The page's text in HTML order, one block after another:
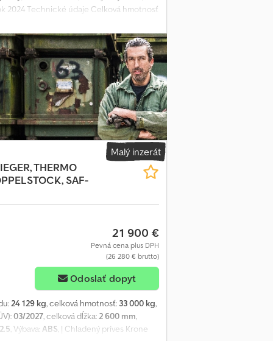
2024 Technické údaje Celková hmotnosť
SAF ABS AGS Chsdpozmv Tdsfx Am Rja
identické jednotky.
Malý inzerát
THERMO
SAF-
21 900 €
Pevná cena plus DPH
(26 280 € brutto)
Odoslať dopyt
24 129 kg, celková hmotnosť: 33 000 kg,
03/2027, celková dĺžka:2 600 mm,
, Výbava: ABS, | Chladený príves Krone